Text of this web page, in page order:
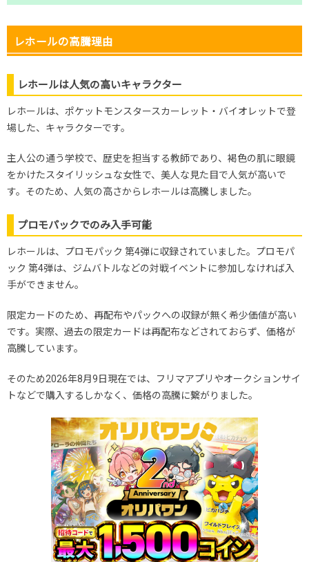
レホールの高騰理由
レホールは人気の高いキャラクター
レホールは、ポケットモンスタースカーレット・バイオレットで登
場した、キャラクターです。
主人公の通う学校で、歴史を担当する教師であり、褐色の肌に眼鏡
をかけたスタイリッシュな女性で、美人な見た目で人気が高いで
す。そのため、人気の高さからレホールは高騰しました。
プロモパックでのみ入手可能
レホールは、プロモパック 第4弾に収録されていました。プロモパ
ック 第4弾は、ジムバトルなどの対戦イベントに参加しなければ入
手ができません。
限定カードのため、再配布やパックへの収録が無く希少価値が高い
です。実際、過去の限定カードは再配布などされておらず、価格が
高騰しています。
そのため2026年8月9日現在では、フリマアプリやオークションサイ
トなどで購入するしかなく、価格の高騰に繋がりました。